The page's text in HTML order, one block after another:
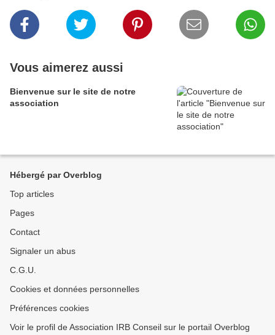
Vous aimerez aussi
Bienvenue sur le site de notre
association
Hébergé par Overblog
Top articles
Pages
Contact
Signaler un abus
C.G.U.
Cookies et données personnelles
Préférences cookies
Voir le profil de Association IRB Conseil sur le portail Overblog